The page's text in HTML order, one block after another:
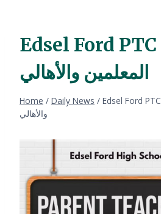
Edsel Ford PTC مؤتمرات
المعلمين والأهالي
Home / Daily News / Edsel Ford PTC مؤتمرات المعلمين
والأهالي